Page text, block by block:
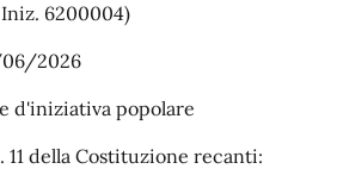
6200004)
2026
d'iniziativa popolare
della Costituzione recanti: